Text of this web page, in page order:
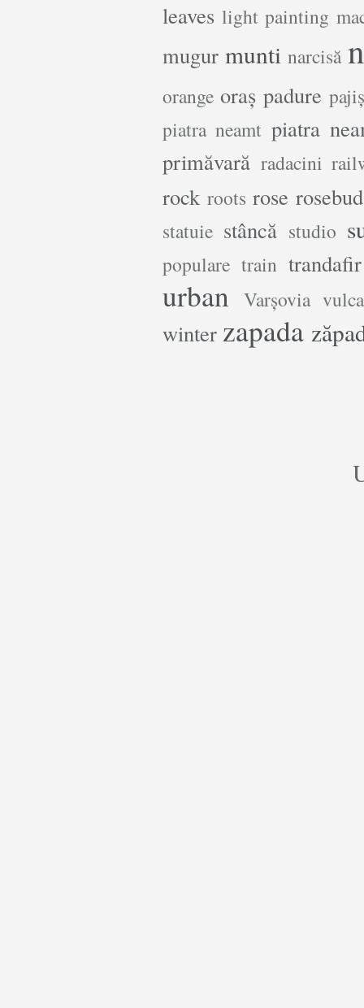
leaves light painting
mugur munti narcisă
orange oraș padure
piatra neamt piatra
primăvară radacini
rock roots rose rosebud
statuie stâncă studio
populare train trandafir
urban Varșovia
winter zapada